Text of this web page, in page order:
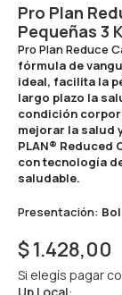
Pro Plan
Pequeñas 3
Pro Plan Reduce
fórmula de
ideal, facilita la
largo plazo la
condición
mejorar la salud
PLAN®
con tecnología
saludable.
Presentación:
$1.428,00
Si elegís pagar